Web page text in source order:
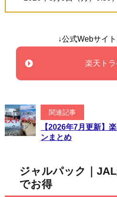
↓公式Webサイ
楽天ト
関連記事
【2026年7月更新】
ンまとめ
ジャルパック｜
でお得